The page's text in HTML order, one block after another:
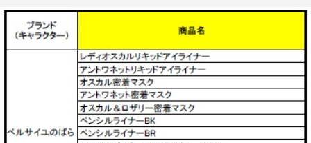
SNSの「加工顔」と美容医療｜AI
がもたらす可能性とこれから
GWI調査から読み解く2030年の
都市型スパ――身近なウェルネ
の次世代モデル
2026.08.06